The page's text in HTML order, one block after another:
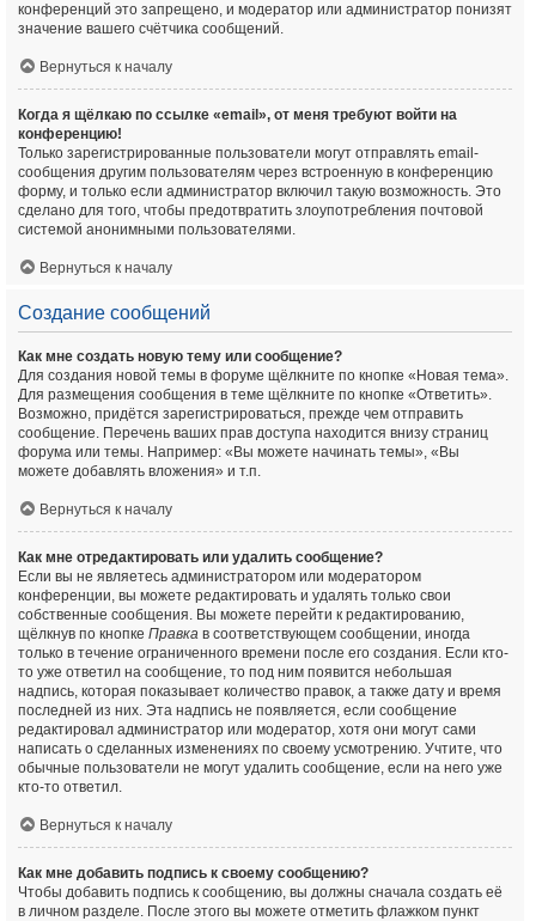
конференций это запрещено, и модератор или администратор понизят
значение вашего счётчика сообщений.
Вернуться к началу
Когда я щёлкаю по ссылке «email», от меня требуют войти на
конференцию!
Только зарегистрированные пользователи могут отправлять email-
сообщения другим пользователям через встроенную в конференцию
форму, и только если администратор включил такую возможность. Это
сделано для того, чтобы предотвратить злоупотребления почтовой
системой анонимными пользователями.
Вернуться к началу
Создание сообщений
Как мне создать новую тему или сообщение?
Для создания новой темы в форуме щёлкните по кнопке «Новая тема».
Для размещения сообщения в теме щёлкните по кнопке «Ответить».
Возможно, придётся зарегистрироваться, прежде чем отправить
сообщение. Перечень ваших прав доступа находится внизу страниц
форума или темы. Например: «Вы можете начинать темы», «Вы
можете добавлять вложения» и т.п.
Вернуться к началу
Как мне отредактировать или удалить сообщение?
Если вы не являетесь администратором или модератором
конференции, вы можете редактировать и удалять только свои
собственные сообщения. Вы можете перейти к редактированию,
щёлкнув по кнопке Правка в соответствующем сообщении, иногда
только в течение ограниченного времени после его создания. Если кто-
то уже ответил на сообщение, то под ним появится небольшая
надпись, которая показывает количество правок, а также дату и время
последней из них. Эта надпись не появляется, если сообщение
редактировал администратор или модератор, хотя они могут сами
написать о сделанных изменениях по своему усмотрению. Учтите, что
обычные пользователи не могут удалить сообщение, если на него уже
кто-то ответил.
Вернуться к началу
Как мне добавить подпись к своему сообщению?
Чтобы добавить подпись к сообщению, вы должны сначала создать её
в личном разделе. После этого вы можете отметить флажком пункт